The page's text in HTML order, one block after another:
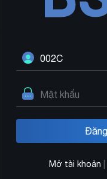
Mở tài khoản